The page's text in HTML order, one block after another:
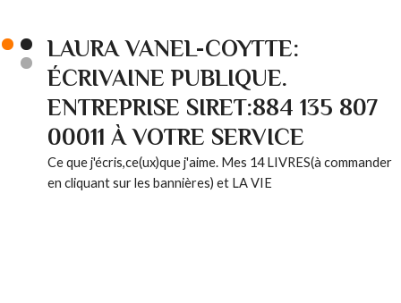
LAURA VANEL-COYTTE:
ÉCRIVAINE PUBLIQUE.
ENTREPRISE SIRET:884 135 807
00011 À VOTRE SERVICE
Ce que j'écris,ce(ux)que j'aime. Mes 14 LIVRES(à commander
en cliquant sur les bannières) et LA VIE